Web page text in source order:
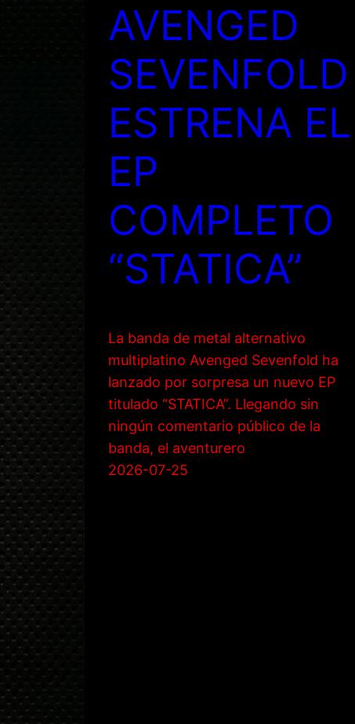
AVENGED
SEVENFOLD
ESTRENA EL
EP
COMPLETO
“STATICA”
La banda de metal alternativo
multiplatino Avenged Sevenfold ha
lanzado por sorpresa un nuevo EP
titulado “STATICA”. Llegando sin
ningún comentario público de la
banda, el aventurero
2026-07-25